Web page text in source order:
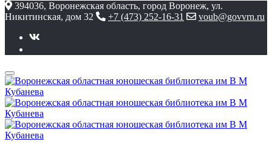
394036, Воронежская область, город Воронеж, ул.
Никитинская, дом 32
+7 (473) 252-16-31 voub@govvrn.ru